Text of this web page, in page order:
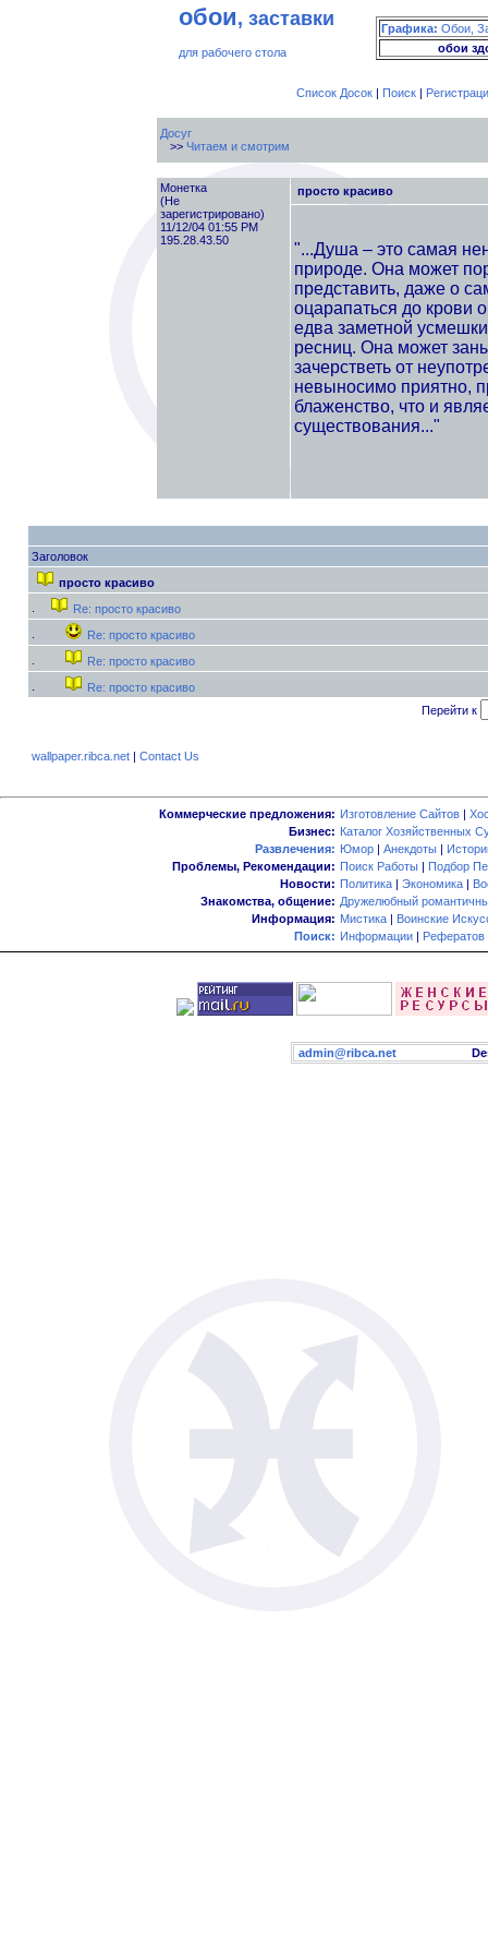
обои, заставки
для рабочего стола
Графика: Обои,
обои
Список Досок| Поиск|
Досуг
>> Читаем и смотрим
Монетка
(Не
зарегистрировано)
11/12/04 01:55 PM
195.28.43.50
просто красиво
"...Душа – это самая
природе. Она может
представить, даже о
оцарапаться до крови
едва заметной
ресниц. Она может
зачерстветь от
невыносимо приятно,
блаженство, что и
существования..."
Заголовок
просто красиво
Re: просто красиво
Re: просто красиво
Re: просто красиво
Re: просто красиво
Перейти к
wallpaper.ribca.net| Contact Us
Коммерческие предложения: Изготовление Сайтов |
Бизнес: Каталог Хозяйственных
Развлечения: Юмор | Анекдоты |
Проблемы, Рекомендации: Поиск Работы | Подбор
Новости: Политика | Экономика |
Знакомства, общение: Дружелюбный
Информация: Мистика | Воинские
Поиск: Информации | Рефератов
admin@ribca.net